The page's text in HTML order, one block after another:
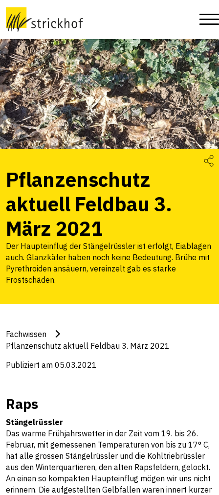
Pflanzenschutz
aktuell Feldbau 3.
März 2021
Der Haupteinflug der Stängelrüssler ist erfolgt, Eiablagen
auch. Glanzkäfer haben noch keine Bedeutung. Brühe mit
Pyrethroiden ansäuern, vereinzelt gab es starke
Frostschäden.
Fachwissen
Pflanzenschutz aktuell Feldbau 3. März 2021
Publiziert am 05.03.2021
Raps
Stängelrüssler
Das warme Frühjahrswetter in der Zeit vom 19. bis 26.
Februar, mit gemessenen Temperaturen von bis zu 17° C,
hat alle grossen Stängelrüssler und die Kohltriebrüssler
aus den Winterquartieren, den alten Rapsfeldern, gelockt.
An einen so kompakten Haupteinflug mögen wir uns nicht
erinnern. Die aufgestellten Gelbfallen waren innert kurzer